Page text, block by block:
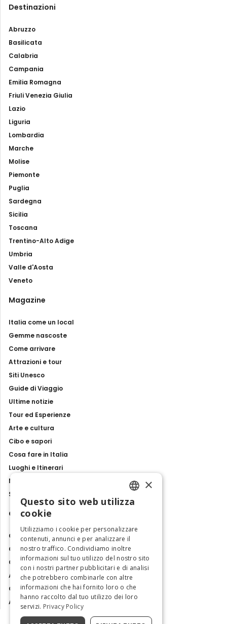
Destinazioni
Abruzzo
Basilicata
Calabria
Campania
Emilia Romagna
Friuli Venezia Giulia
Lazio
Liguria
Lombardia
Marche
Molise
Piemonte
Puglia
Sardegna
Sicilia
Toscana
Trentino-Alto Adige
Umbria
Valle d'Aosta
Veneto
Magazine
Italia come un local
Gemme nascoste
Come arrivare
Attrazioni e tour
Siti Unesco
Guide di Viaggio
Ultime notizie
Tour ed Esperienze
Arte e cultura
Cibo e sapori
Cosa fare in Italia
Luoghi e Itinerari
Mostre, eventi e spettacoli
Storie e tradizioni
Contatti
Chi siamo
Collabora con noi
Contatti
Ambasciatrice dell'Eccellenza
Osservatorio Turismo
Area Riservata
ENGLISH
ITALIAN
×
Questo sito web utilizza
cookie
Utilizziamo i cookie per personalizzare
contenuti, annunci e per analizzare il
nostro traffico. Condividiamo inoltre
informazioni sul tuo utilizzo del nostro sito
con i nostri partner pubblicitari e di analisi
che potrebbero combinarle con altre
informazioni che hai fornito loro o che
hanno raccolto dal tuo utilizzo dei loro
servizi. Privacy Policy